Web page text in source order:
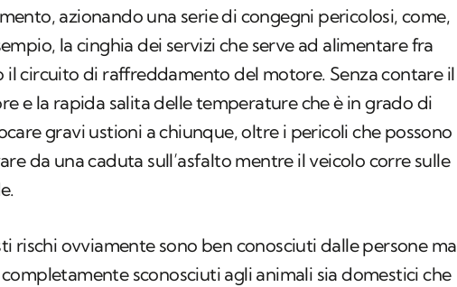
azionando una serie di congegni pericolosi, come,
la cinghia dei servizi che serve ad alimentare fra
il circuito di raffreddamento del motore. Senza contare il
e la rapida salita delle temperature che è in grado di
gravi ustioni a chiunque, oltre i pericoli che possono
da una caduta sull’asfalto mentre il veicolo corre sulle
rischi ovviamente sono ben conosciuti dalle persone ma
sconosciuti agli animali sia domestici che